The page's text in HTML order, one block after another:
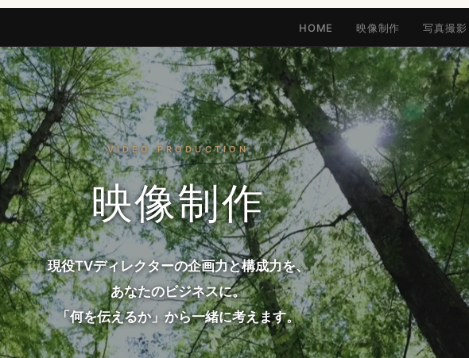
HOME 映像制作 写真撮影
VIDEO PRODUCTION
映像制作
現役TVディレクターの企画力と構成力を、
あなたのビジネスに。
「何を伝えるか」から一緒に考えます。